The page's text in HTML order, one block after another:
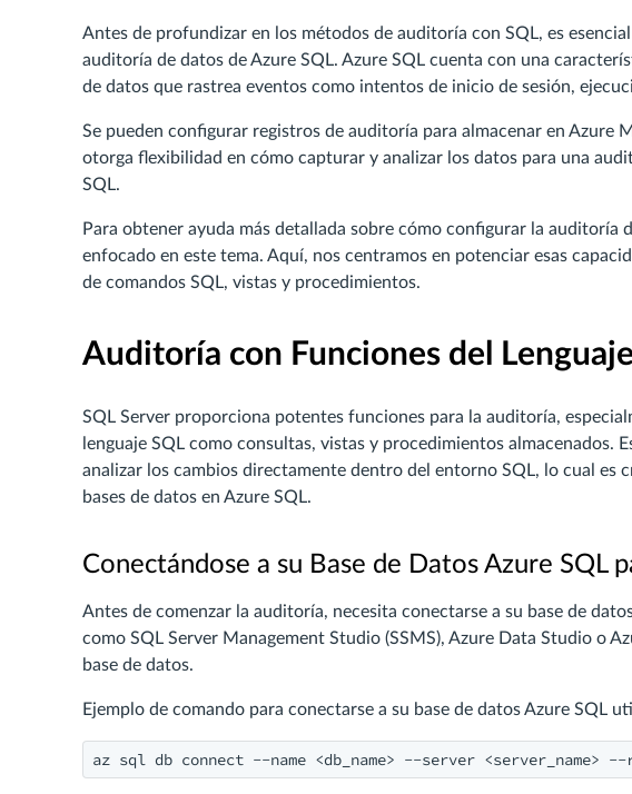
Antes de profundizar en los métodos de auditoría con SQL, es
auditoría de datos de Azure SQL. Azure SQL cuenta con una
de datos que rastrea eventos como intentos de inicio de sesión,
Se pueden configurar registros de auditoría para almacenar en Azure
otorga flexibilidad en cómo capturar y analizar los datos para una
SQL.
Para obtener ayuda más detallada sobre cómo configurar la auditoría
enfocado en este tema. Aquí, nos centramos en potenciar esas
de comandos SQL, vistas y procedimientos.
Auditoría con Funciones del
SQL Server proporciona potentes funciones para la auditoría,
lenguaje SQL como consultas, vistas y procedimientos almacenados.
analizar los cambios directamente dentro del entorno SQL, lo cual es
bases de datos en Azure SQL.
Conectándose a su Base de Datos Azure SQL
Antes de comenzar la auditoría, necesita conectarse a su base de
como SQL Server Management Studio (SSMS), Azure Data Studio o
base de datos.
Ejemplo de comando para conectarse a su base de datos Azure SQL
az sql db connect --name <db_name> --server <server_name> --